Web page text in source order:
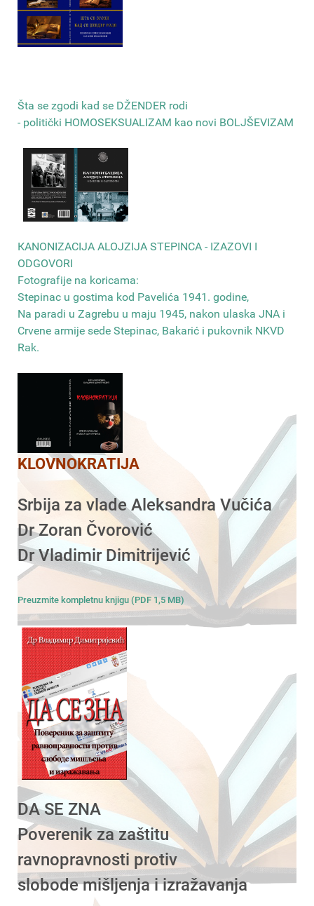
Šta se zgodi kad se DŽENDER rodi
- politički HOMOSEKSUALIZAM kao novi BOLJŠEVIZAM
КANONIZACIJA ALOJZIJA STEPINCA - IZAZOVI I
ODGOVORI
Fotografije na koricama:
Stepinac u gostima kod Pavelića 1941. godine,
Na paradi u Zagrebu u maju 1945, nakon ulaska JNA i
Crvene armije sede Stepinac, Bakarić i pukovnik NKVD
Rak.
KLOVNOKRATIJA
Srbija za vlade Aleksandra Vučića
Dr Zoran Čvorović
Dr Vladimir Dimitrijević
Preuzmite kompletnu knjigu (PDF 1,5 MB)
DA SE ZNA
Poverenik za zaštitu
ravnopravnosti protiv
slobode mišljenja i izražavanja